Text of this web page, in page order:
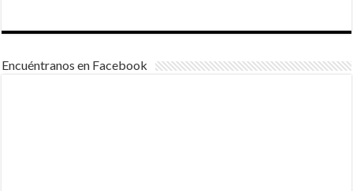
Encuéntranos en Facebook